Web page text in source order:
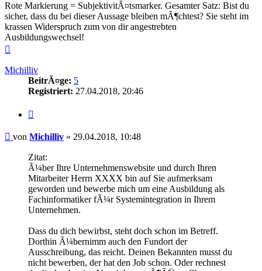
Rote Markierung = SubjektivitÃ¤tsmarker. Gesamter Satz: Bist du
sicher, dass du bei dieser Aussage bleiben mÃ¶chtest? Sie steht im
krassen Widerspruch zum von dir angestrebten
Ausbildungswechsel!
Michilliv
BeitrÃ¤ge: 5
Registriert: 27.04.2018, 20:46
Beitrag
von Michilliv » 29.04.2018, 10:48
Zitat:
Ã¼ber Ihre Unternehmenswebsite und durch Ihren
Mitarbeiter Herrn XXXX bin auf Sie aufmerksam
geworden und bewerbe mich um eine Ausbildung als
Fachinformatiker fÃ¼r Systemintegration in Ihrem
Unternehmen.
Dass du dich bewirbst, steht doch schon im Betreff.
Dorthin Ã¼bernimm auch den Fundort der
Ausschreibung, das reicht. Deinen Bekannten musst du
nicht bewerben, der hat den Job schon. Oder rechnest